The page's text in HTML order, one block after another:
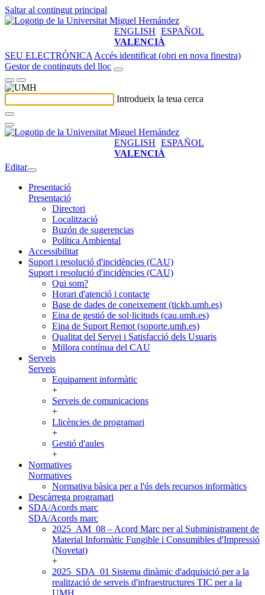
Saltar al contingut principal
ENGLISH ESPAÑOL
VALENCIÀ
SEU ELECTRÒNICA Accés identificat (obri en nova finestra)
Gestor de continguts del lloc
Introdueix la teua cerca
ENGLISH ESPAÑOL
VALENCIÀ
Editar
Presentació
Presentació
Directori
Localització
Buzón de sugerencias
Política Ambiental
Accessibilitat
Suport i resolució d'incidències (CAU)
Suport i resolució d'incidències (CAU)
Qui som?
Horari d'atenció i contacte
Base de dades de coneixement (tickb.umh.es)
Eina de gestió de sol·licituds (cau.umh.es)
Eina de Suport Remot (soporte.umh.es)
Qualitat del Servei i Satisfacció dels Usuaris
Millora contínua del CAU
Serveis
Serveis
Equipament informàtic
+
Serveis de comunicacions
+
Llicències de programari
+
Gestió d'aules
+
Normatives
Normatives
Normativa bàsica per a l'ús dels recursos informàtics
Descàrrega programari
SDA/Acords marc
SDA/Acords marc
2025_AM_08 – Acord Marc per al Subministrament de
Material Informàtic Fungible i Consumibles d'Impressió
(Novetat)
+
2025_SDA_01 Sistema dinàmic d'adquisició per a la
realització de serveis d'infraestructures TIC per a la
UMH